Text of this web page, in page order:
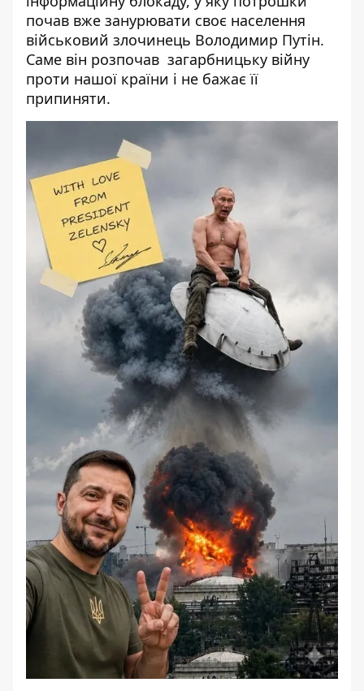
почав вже занурювати своє населення
військовий злочинець Володимир Путін.
Саме він розпочав загарбницьку війну
проти нашої країни і не бажає її
припиняти.